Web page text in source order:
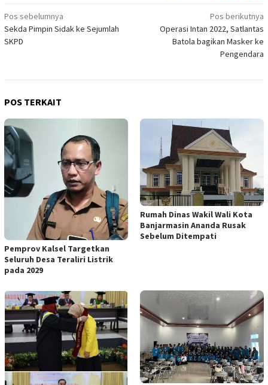
Navigasi
pos
Pos sebelumnya
Sekda Pimpin Sidak ke Sejumlah
SKPD
Pos berikutnya
Operasi Intan 2022, Satlantas
Batola bagikan Masker ke
Pengendara
POS TERKAIT
Pemprov Kalsel Targetkan
Seluruh Desa Teraliri Listrik
pada 2029
Rumah Dinas Wakil Wali Kota
Banjarmasin Ananda Rusak
Sebelum Ditempati